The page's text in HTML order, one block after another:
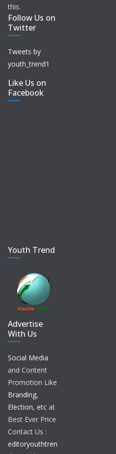
this.
Follow Us on
Twitter
Tweets by
youth_trend1
Like Us on
Facebook
Youth Trend
Advertise
With Us
Social Media
and Content
Promotion Like
Branding,
Election, etc at
Best Ever Price
Contact Us :
editoryouthtren